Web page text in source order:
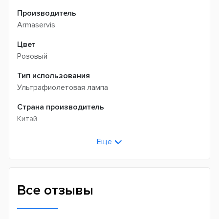
Производитель
Armaservis
Цвет
Розовый
Тип использования
Ультрафиолетовая лампа
Страна производитель
Китай
Еще
Все отзывы